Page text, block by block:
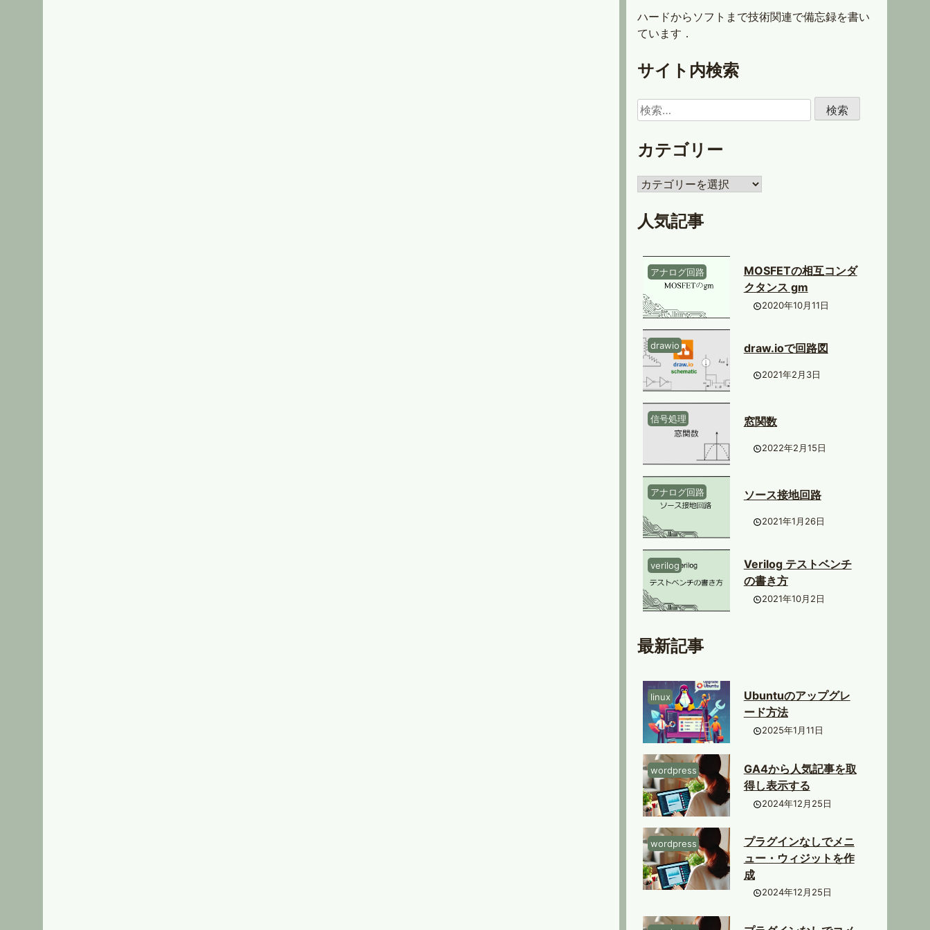
ハードからソフトまで技術関連で備忘録を書い
ています．
サイト内検索
検
索:
カテゴリー
カ
ゴ
リ
人気記事
アナログ回路
MOSFETの相互コンダ
クタンス gm
2020年10月11日
drawio draw.ioで回路図
2021年2月3日
信号処理 窓関数
2022年2月15日
アナログ回路 ソース接地回路
2021年1月26日
verilog
Verilog テストベンチ
の書き方
2021年10月2日
最新記事
linux
Ubuntuのアップグレ
ード方法
2025年1月11日
wordpress
GA4から人気記事を取
得し表示する
2024年12月25日
wordpress
プラグインなしでメニ
ュー・ウィジットを作
成
2024年12月25日